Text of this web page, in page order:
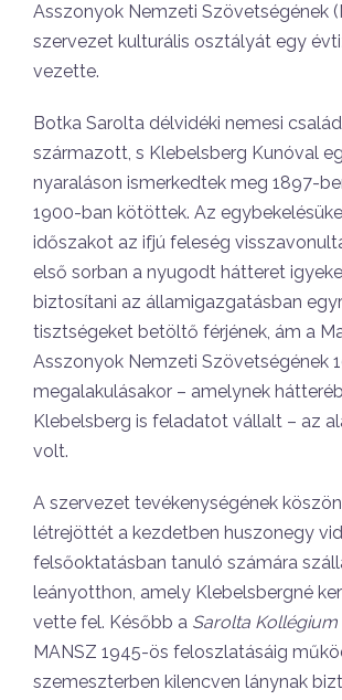
Asszonyok Nemzeti Szövetségének
szervezet kulturális osztályát egy
vezette.
Botka Sarolta délvidéki nemesi
származott, s Klebelsberg Kunóval
nyaraláson ismerkedtek meg 1897-
1900-ban kötöttek. Az
időszakot az ifjú feleség
első sorban a nyugodt hátteret
biztosítani az államigazgatásban
tisztségeket betöltő férjének, ám a
Asszonyok Nemzeti Szövetségének
megalakulásakor – amelynek
Klebelsberg is feladatot vállalt – az
volt.
A szervezet tevékenységének
létrejöttét a kezdetben huszonegy
felsőoktatásban tanuló számára
leányotthon, amely Klebelsbergné
vette fel. Később a Sarolta Kollégium
MANSZ 1945-ös feloszlatásáig
szemeszterben kilencven lánynak